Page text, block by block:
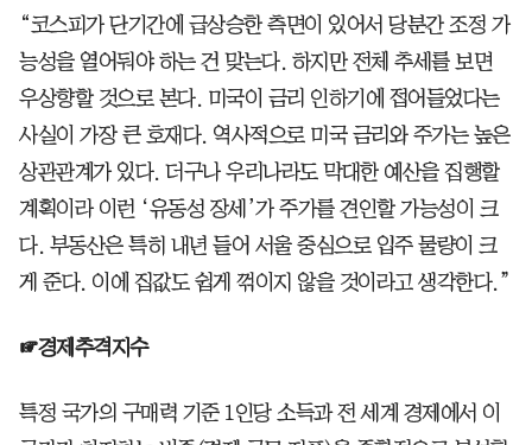
“코스피가 단기간에 급상승한 측면이 있어서 당분간 조정 가
능성을 열어둬야 하는 건 맞는다. 하지만 전체 추세를 보면
우상향할 것으로 본다. 미국이 금리 인하기에 접어들었다는
사실이 가장 큰 호재다. 역사적으로 미국 금리와 주가는 높은
상관관계가 있다. 더구나 우리나라도 막대한 예산을 집행할
계획이라 이런 ‘유동성 장세’가 주가를 견인할 가능성이 크
다. 부동산은 특히 내년 들어 서울 중심으로 입주 물량이 크
게 준다. 이에 집값도 쉽게 꺾이지 않을 것이라고 생각한다.”
☞경제추격지수
특정 국가의 구매력 기준 1인당 소득과 전 세계 경제에서 이